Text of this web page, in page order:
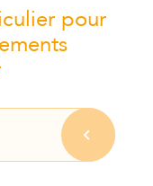
pour